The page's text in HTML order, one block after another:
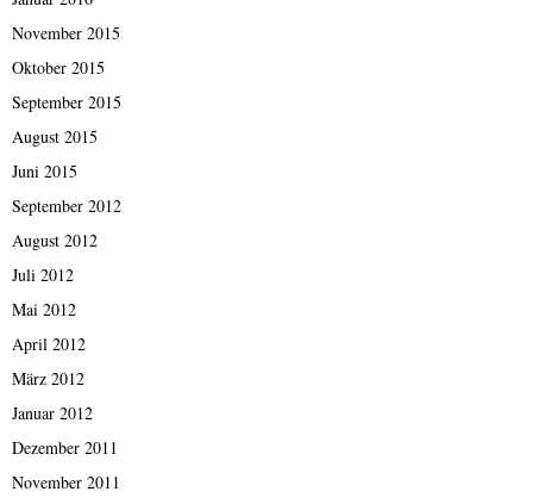
November 2015
Oktober 2015
September 2015
August 2015
Juni 2015
September 2012
August 2012
Juli 2012
Mai 2012
April 2012
März 2012
Januar 2012
Dezember 2011
November 2011